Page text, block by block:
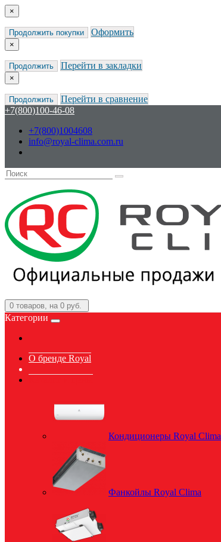
×
Продолжить покупки Оформить
×
Продолжить Перейти в закладки
×
Продолжить
Перейти в сравнение
+7(800)100-46-08
+7(800)1004608
info@royal-clima.com.ru
0 товаров, на 0 руб.
Категории
О бренде Royal
Кондиционеры Royal Clima
Фанкойлы Royal Clima